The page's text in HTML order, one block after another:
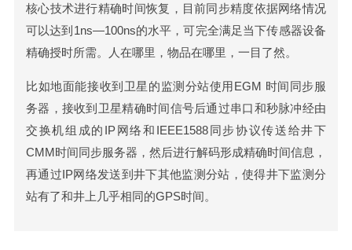
核心技术进行精确时间恢复，目前同步精度依据网络情况
可以达到1ns—100ns的水平，可完全满足当下传感器设备
精确授时所需。人在哪里，物品在哪里，一目了然。
比如地面能接收到卫星的监测分站使用EGM 时间同步服
务器，接收到卫星精确时间信号后通过串口和秒脉冲经由
交换机组成的IP网络和IEEE1588同步协议传送给井下
CMM时间同步服务器，然后进行解码形成精确时间信息，
再通过IP网络发送到井下其他监测分站，使得井下监测分
站有了和井上几乎相同的GPS时间。